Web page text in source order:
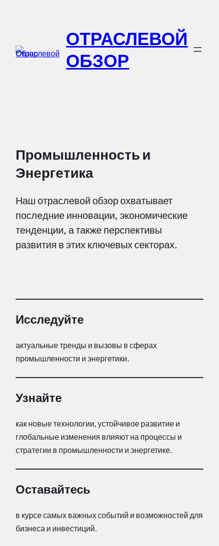
ОТРАСЛЕВОЙ
ОБЗОР
Промышленность и
Энергетика
Наш отраслевой обзор охватывает
последние инновации, экономические
тенденции, а также перспективы
развития в этих ключевых секторах.
Исследуйте
актуальные тренды и вызовы в сферах
промышленности и энергетики.
Узнайте
как новые технологии, устойчивое развитие и
глобальные изменения влияют на процессы и
стратегии в промышленности и энергетике.
Оставайтесь
в курсе самых важных событий и возможностей для
бизнеса и инвестиций.